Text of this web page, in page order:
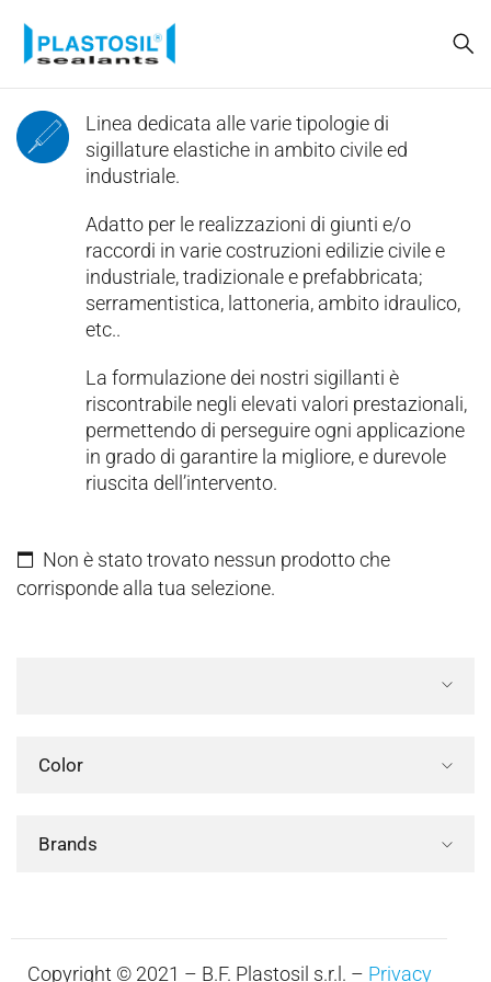
Linea dedicata alle varie tipologie di
sigillature elastiche in ambito civile ed
industriale.
Adatto per le realizzazioni di giunti e/o
raccordi in varie costruzioni edilizie civile e
industriale, tradizionale e prefabbricata;
serramentistica, lattoneria, ambito idraulico,
etc..
La formulazione dei nostri sigillanti è
riscontrabile negli elevati valori prestazionali,
permettendo di perseguire ogni applicazione
in grado di garantire la migliore, e durevole
riuscita dell’intervento.
Non è stato trovato nessun prodotto che
corrisponde alla tua selezione.
Color
Brands
Copyright © 2021 – B.F. Plastosil s.r.l. – Privacy